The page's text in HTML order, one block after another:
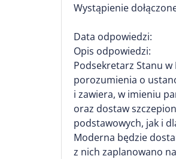
Wystąpienie
Data odpowiedzi:
Opis odpowiedzi:
Podsekretarz Stanu
porozumienia o
i zawiera, w imieniu
oraz dostaw
podstawowych, jak i
Moderna będzie
z nich zaplanowano